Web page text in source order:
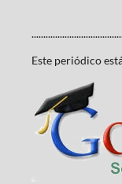
Este periódico